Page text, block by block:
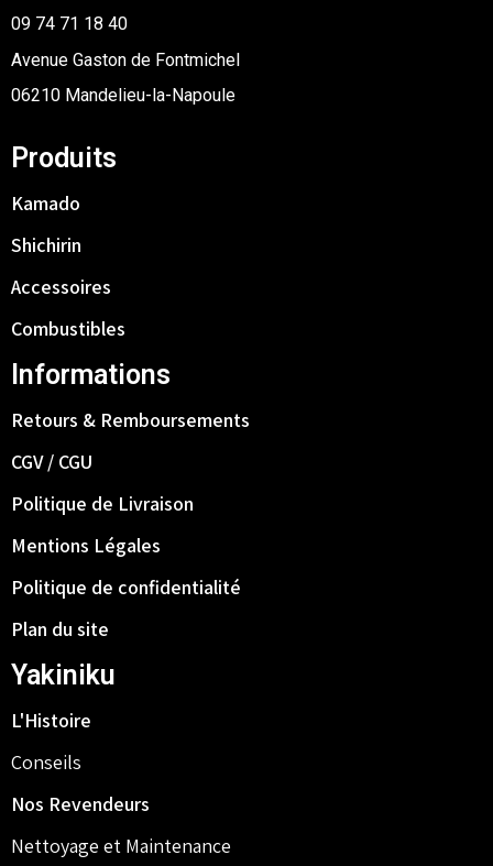
09 74 71 18 40
Avenue Gaston de Fontmichel
06210 Mandelieu-la-Napoule
Produits
Kamado
Shichirin
Accessoires
Combustibles
Informations
Retours & Remboursements
CGV / CGU
Politique de Livraison
Mentions Légales
Politique de confidentialité
Plan du site
Yakiniku
L'Histoire
Conseils
Nos Revendeurs
Nettoyage et Maintenance